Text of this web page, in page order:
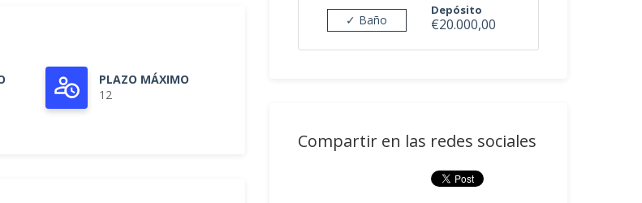
PLAZO MÁXIMO
12
✓ Baño
Depósito
€20.000,00
Compartir en las redes sociales